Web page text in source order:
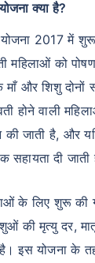
योजना क्या है?
योजना 2017 में
महिलाओं को
माँ और शिशु
होने वाली
की जाती है, और
सहायता दी जाती
के लिए शुरू की
की मृत्यु दर,
इस योजना के